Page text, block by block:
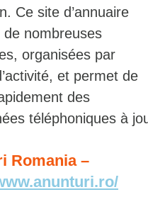
Ce site d’annuaire
de nombreuses
organisées par
et permet de
des
téléphoniques à
Romania –